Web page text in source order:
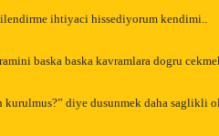
ihtiyaci hissediyorum kendimi..
baska baska kavramlara dogru
kurulmus?” diye dusunmek daha saglikli